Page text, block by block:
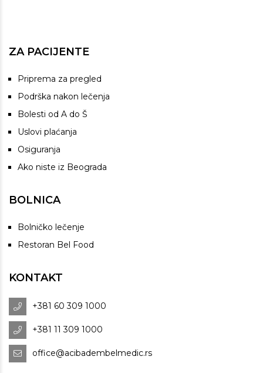
ZA PACIJENTE
Priprema za pregled
Podrška nakon lečenja
Bolesti od A do Š
Uslovi plaćanja
Osiguranja
Ako niste iz Beograda
BOLNICA
Bolničko lečenje
Restoran Bel Food
KONTAKT
+381 60 309 1000
+381 11 309 1000
office@acibadembelmedic.rs